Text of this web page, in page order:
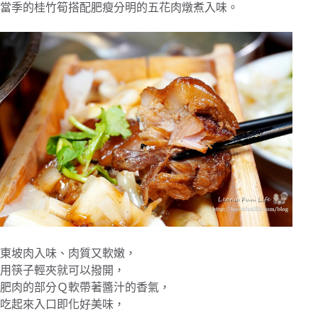
當季的桂竹筍搭配肥瘦分明的五花肉燉煮入味。
東坡肉入味、肉質又軟嫩，
用筷子輕夾就可以撥開，
肥肉的部分Ｑ軟帶著醬汁的香氣，
吃起來入口即化好美味，